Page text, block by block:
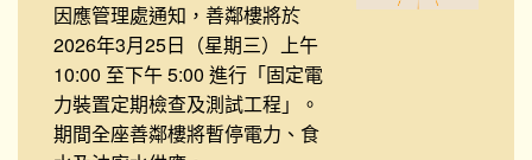
因應管理處通知，善鄰樓將於
2026年3月25日（星期三）上午
10:00 至下午 5:00 進行「固定電
力裝置定期檢查及測試工程」。
期間全座善鄰樓將暫停電力、食